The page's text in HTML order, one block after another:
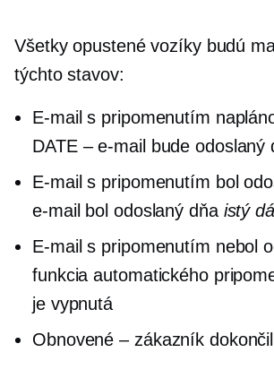
Všetky opustené vozíky budú
týchto stavov:
E-mail s pripomenutím
DATE – e-mail bude odoslaný
E-mail s pripomenutím bol
e-mail bol odoslaný dňa istý
E-mail s pripomenutím nebol
funkcia automatického
je vypnutá
Obnovené – zákazník